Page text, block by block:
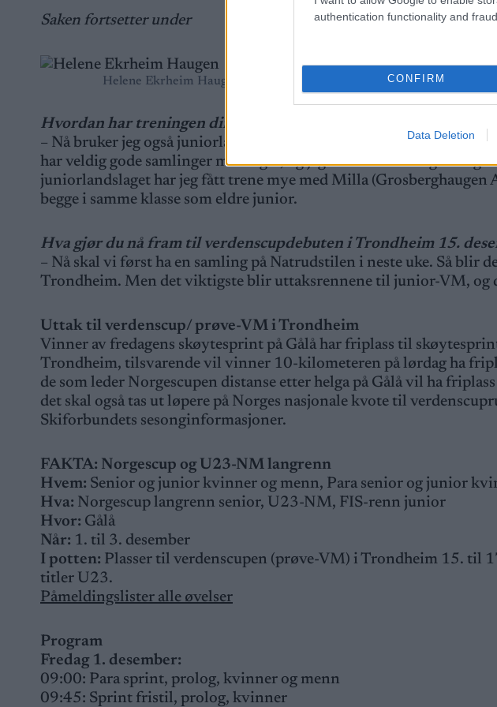
authentication functionality and
CONFIRM
Data Deletion
Saken fortsetter under
Helene Ekrheim Haugen får gratulasjoner etter den kruttsterke
Hvordan har treningen din endret seg etter at du kom inn på
– Nå bruker jeg også juniorlandslagstreneren Kristian Dahl, og
har veldig gode samlinger med laget, og jeg får matchet meg veldig
juniorlandslaget har jeg fått trene mye med Milla (Grosberghaugen
begge i samme klasse som eldre junior.
Hva gjør du nå fram til verdenscupdebuten i Trondheim 15.
– Nå skal vi først ha en samling på Natrudstilen i neste uke. Så blir
Trondheim. Men det viktigste blir uttaksrennene til junior-VM, og
Uttak til verdenscup/ prøve-VM i Trondheim
Vinner av fredagens skøytesprint på Gålå har friplass til
Trondheim, tilsvarende vil vinner 10-kilometeren på lørdag ha
de som leder Norgescupen distanse etter helga på Gålå vil ha
det skal også tas ut løpere på Norges nasjonale kvote til
Skiforbundets sesonginformasjoner.
FAKTA: Norgescup og U23-NM langrenn
Hvem: Senior og junior kvinner og menn, Para senior og junior
Hva: Norgescup langrenn senior, U23-NM, FIS-renn junior
Hvor: Gålå
Når: 1. til 3. desember
I potten: Plasser til verdenscupen (prøve-VM) i Trondheim 15. til
titler U23.
Påmeldingslister alle øvelser
Program
Fredag 1. desember:
09:00: Para sprint, prolog, kvinner og menn
09:45: Sprint fristil, prolog, kvinner